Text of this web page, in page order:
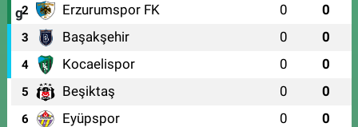
2 Erzurumspor FK 0 0
3 Başakşehir 0 0
4 Kocaelispor 0 0
5 Beşiktaş 0 0
6 Eyüpspor 0 0